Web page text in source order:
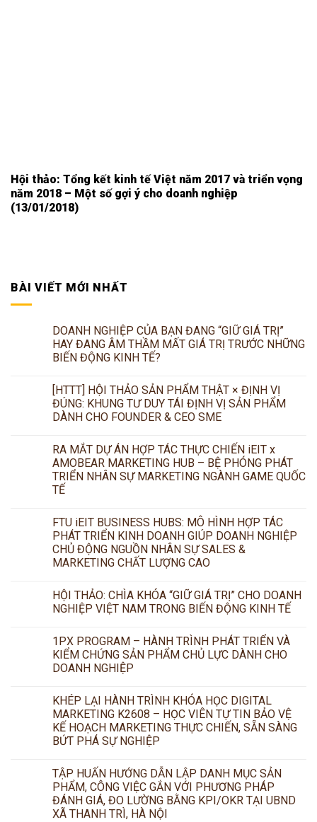
Hội thảo: Tổng kết kinh tế Việt năm 2017 và triển vọng
năm 2018 – Một số gợi ý cho doanh nghiệp
(13/01/2018)
BÀI VIẾT MỚI NHẤT
DOANH NGHIỆP CỦA BẠN ĐANG “GIỮ GIÁ TRỊ”
HAY ĐANG ÂM THẦM MẤT GIÁ TRỊ TRƯỚC NHỮNG
BIẾN ĐỘNG KINH TẾ?
[HTTT] HỘI THẢO SẢN PHẨM THẬT × ĐỊNH VỊ
ĐÚNG: KHUNG TƯ DUY TÁI ĐỊNH VỊ SẢN PHẨM
DÀNH CHO FOUNDER & CEO SME
RA MẮT DỰ ÁN HỢP TÁC THỰC CHIẾN iEIT x
AMOBEAR MARKETING HUB – BỆ PHÓNG PHÁT
TRIỂN NHÂN SỰ MARKETING NGÀNH GAME QUỐC
TẾ
FTU iEIT BUSINESS HUBS: MÔ HÌNH HỢP TÁC
PHÁT TRIỂN KINH DOANH GIÚP DOANH NGHIỆP
CHỦ ĐỘNG NGUỒN NHÂN SỰ SALES &
MARKETING CHẤT LƯỢNG CAO
HỘI THẢO: CHÌA KHÓA “GIỮ GIÁ TRỊ” CHO DOANH
NGHIỆP VIỆT NAM TRONG BIẾN ĐỘNG KINH TẾ
1PX PROGRAM – HÀNH TRÌNH PHÁT TRIỂN VÀ
KIỂM CHỨNG SẢN PHẨM CHỦ LỰC DÀNH CHO
DOANH NGHIỆP
KHÉP LẠI HÀNH TRÌNH KHÓA HỌC DIGITAL
MARKETING K2608 – HỌC VIÊN TỰ TIN BẢO VỆ
KẾ HOẠCH MARKETING THỰC CHIẾN, SẴN SÀNG
BỨT PHÁ SỰ NGHIỆP
TẬP HUẤN HƯỚNG DẪN LẬP DANH MỤC SẢN
PHẨM, CÔNG VIỆC GẮN VỚI PHƯƠNG PHÁP
ĐÁNH GIÁ, ĐO LƯỜNG BẰNG KPI/OKR TẠI UBND
XÃ THANH TRÌ, HÀ NỘI